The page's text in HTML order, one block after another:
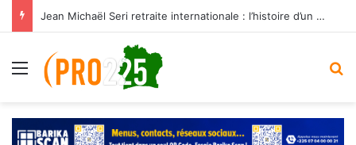
Jean Michaël Seri retraite internationale : l’histoire d’un maestro qui a marqué les Éléphants
Menu